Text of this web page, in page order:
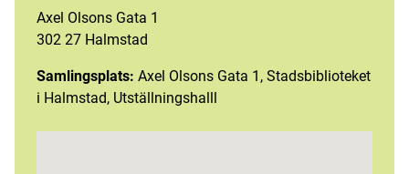
Axel Olsons Gata 1
302 27 Halmstad
Samlingsplats: Axel Olsons Gata 1, Stadsbiblioteket
i Halmstad, Utställningshalll